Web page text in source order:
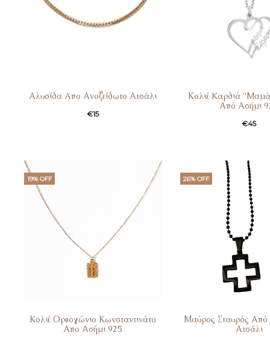
Αλυσίδα Aπο Ανοξείδωτο Ατσάλι
€15
Κολιέ Kαρδιά
Από Ασήμι
€45
19% OFF
Κολιέ Ορθογώνιο Κωνσταντινάτο
Απο Ασήμι 925
26% OFF
Μαύρος Σταυρός Από
Ατσάλι